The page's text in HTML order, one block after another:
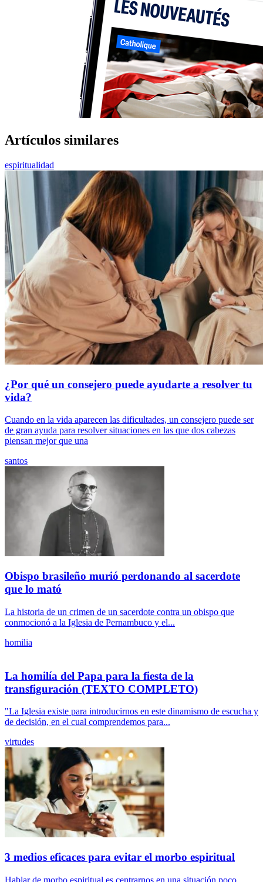
Artículos similares
espiritualidad
¿Por qué un consejero puede ayudarte a resolver tu
vida?
Cuando en la vida aparecen las dificultades, un consejero puede ser
de gran ayuda para resolver situaciones en las que dos cabezas
piensan mejor que una
santos
Obispo brasileño murió perdonando al sacerdote
que lo mató
La historia de un crimen de un sacerdote contra un obispo que
conmocionó a la Iglesia de Pernambuco y el...
homilia
La homilía del Papa para la fiesta de la
transfiguración (TEXTO COMPLETO)
"La Iglesia existe para introducirnos en este dinamismo de escucha y
de decisión, en el cual comprendemos para...
virtudes
3 medios eficaces para evitar el morbo espiritual
Hablar de morbo espiritual es centrarnos en una situación poco